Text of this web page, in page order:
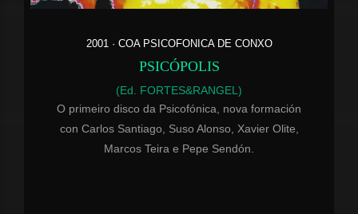
2001 · COA PSICOFONICA DE CONXO
PSICÓPOLIS
(Ed. FORTES&RANGEL)
O primeiro disco da Psicofónica, nova formación
con Carlos Santiago, Suso Alonso, Xavier Olite,
Marcos Teira e Pepe Sendón.